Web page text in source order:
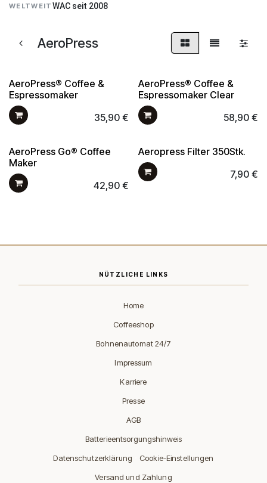
WELTWEIT WAC seit 2008
AeroPress
AeroPress® Coffee &
Espressomaker
35,90€
AeroPress® Coffee &
Espressomaker Clear
58,90€
AeroPress Go® Coffee
Maker
42,90€
Aeropress Filter 350Stk.
7,90€
NÜTZLICHE LINKS
Home
Coffeeshop
Bohnenautomat 24/7
Impressum
Karriere
Presse
AGB
Batterieentsorgungshinweis
Datenschutzerklärung
Cookie-Einstellungen
Versand und Zahlung